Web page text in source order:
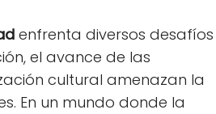
enfrenta diversos desafíos
el avance de las
cultural amenazan la
En un mundo donde la